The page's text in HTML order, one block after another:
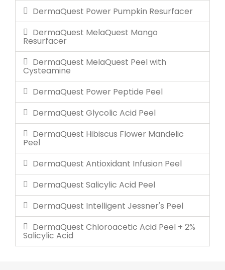
DermaQuest Power Pumpkin Resurfacer
DermaQuest MelaQuest Mango
Resurfacer
DermaQuest MelaQuest Peel with
Cysteamine
DermaQuest Power Peptide Peel
DermaQuest Glycolic Acid Peel
DermaQuest Hibiscus Flower Mandelic
Peel
DermaQuest Antioxidant Infusion Peel
DermaQuest Salicylic Acid Peel
DermaQuest Intelligent Jessner's Peel
DermaQuest Chloroacetic Acid Peel + 2%
Salicylic Acid